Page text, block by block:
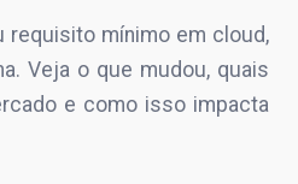
requisito mínimo em cloud,
Veja o que mudou, quais
e como isso impacta